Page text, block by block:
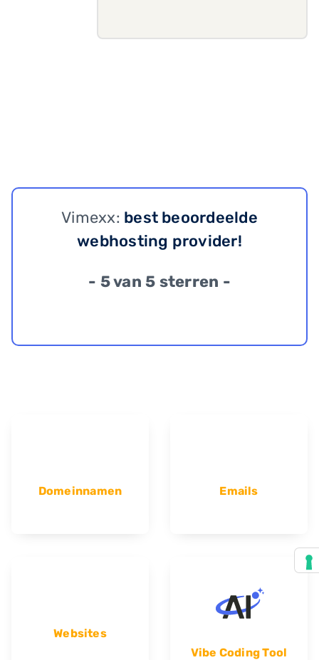
Vimexx: best beoordeelde
webhosting provider!
- 5 van 5 sterren -
Domeinnamen Emails
Websites
Vibe Coding Tool